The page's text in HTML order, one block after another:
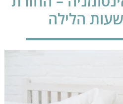
הלילה